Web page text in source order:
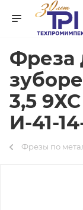
Фреза
3,5
И-41-
Фрезы по